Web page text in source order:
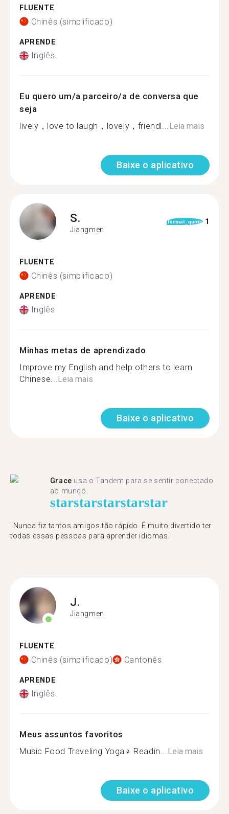
FLUENTE
Chinês (simplificado)
APRENDE
Inglês
Eu quero um/a parceiro/a de conversa que
seja
lively，love to laugh，lovely，friendl...Leia mais
Baixe o aplicativo
S.
Jiangmen
format_quote 1
FLUENTE
Chinês (simplificado)
APRENDE
Inglês
Minhas metas de aprendizado
Improve my English and help others to learn
Chinese...Leia mais
Baixe o aplicativo
Grace usa o Tandem para se sentir conectado
ao mundo.
starstarstarstarstar
"Nunca fiz tantos amigos tão rápido. É muito divertido ter
todas essas pessoas para aprender idiomas."
J.
Jiangmen
FLUENTE
Chinês (simplificado) Cantonês
APRENDE
Inglês
Meus assuntos favoritos
Music Food Traveling Yoga‍♀️ Readin...Leia mais
Baixe o aplicativo